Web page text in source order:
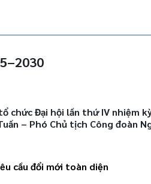
chức Đại hội lần thứ IV nhiệm
– Phó Chủ tịch Công đoàn
cầu đổi mới toàn diện